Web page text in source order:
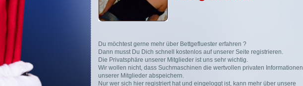
Du möchtest gerne mehr über Bettgefluester erfahren ?
Dann musst Du Dich schnell kostenlos auf unserer Seite registrieren.
Die Privatsphäre unserer Mitglieder ist uns sehr wichtig.
Wir wollen nicht, dass Suchmaschinen die wertvollen privaten Informationen
unserer Mitglieder abspeichern.
Nur wer sich hier registriert hat und eingeloggt ist, kann mehr über unsere